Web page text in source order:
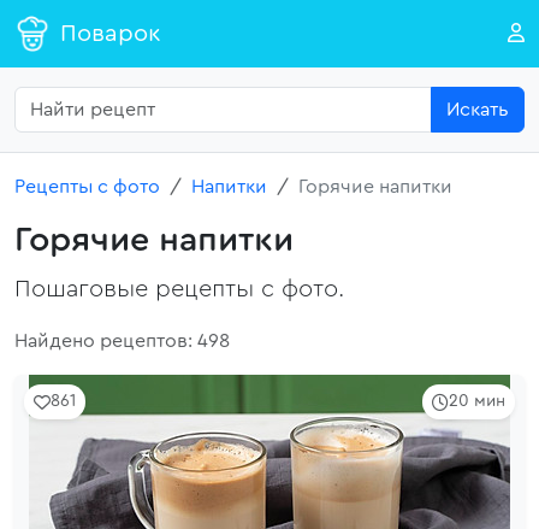
Поварок
Искать
Рецепты с фото Напитки Горячие напитки
Горячие напитки
Пошаговые рецепты с фото.
Найдено рецептов: 498
20 мин
861